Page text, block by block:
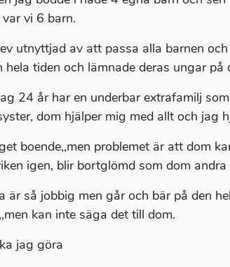
vi 6 barn.
utnyttjad av att passa alla barnen
hela tiden och lämnade deras ungar
24 år har en underbar extrafamilj
dom hjälper mig med allt och jag
boende,,men problemet är att dom
igen, blir bortglömd som dom andra
är så jobbig men går och bär på den
kan inte säga det till dom.
jag göra